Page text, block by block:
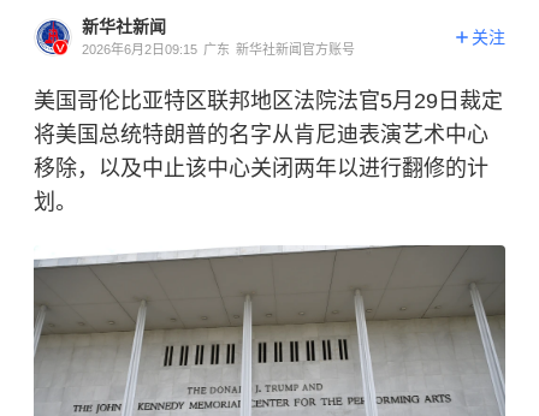
新华社新闻
2026年6月2日09:15 广东 新华社新闻官方账号
关注
美国哥伦比亚特区联邦地区法院法官5月29日裁定
将美国总统特朗普的名字从肯尼迪表演艺术中心
移除，以及中止该中心关闭两年以进行翻修的计
划。